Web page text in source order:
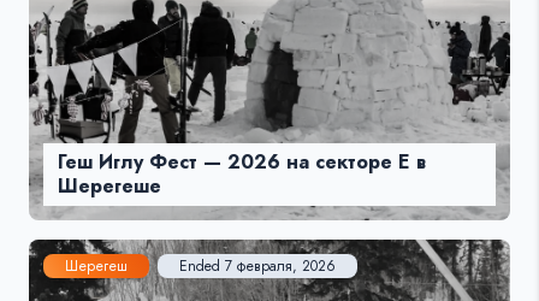
Геш Иглу Фест — 2026 на секторе Е в
Шерегеше
Шерегеш Ended 7 февраля, 2026